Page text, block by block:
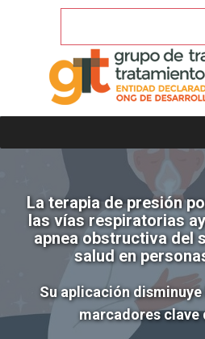
La terapia de presión
las vías respiratorias
apnea obstructiva del
salud en
Su aplicación
marcadores clave